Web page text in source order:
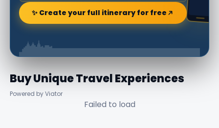
✨ Create your full itinerary for free
Buy Unique Travel Experiences
Powered by Viator
Failed to load